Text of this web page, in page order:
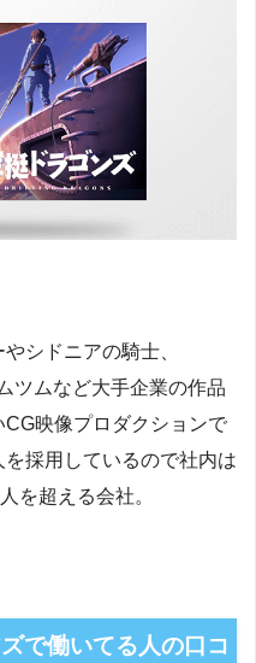
シドニアの騎士、
ツムなど大手企業の作品
映像プロダクションで
採用しているので社内は
を超える会社。
で働いてる人の口コ